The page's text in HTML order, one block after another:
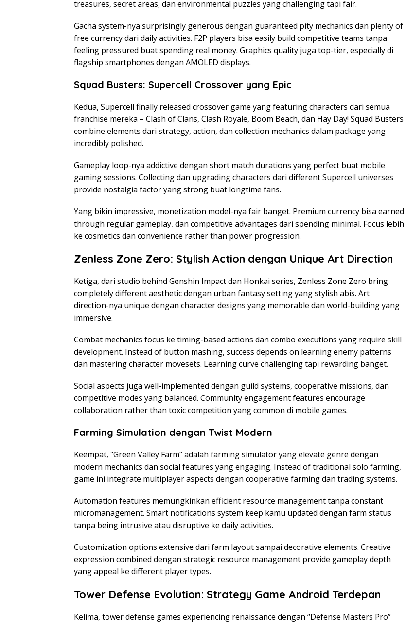
treasures, secret areas, dan environmental puzzles yang challenging tapi fair.
Gacha system-nya surprisingly generous dengan guaranteed pity mechanics dan plenty of
free currency dari daily activities. F2P players bisa easily build competitive teams tanpa
feeling pressured buat spending real money. Graphics quality juga top-tier, especially di
flagship smartphones dengan AMOLED displays.
Squad Busters: Supercell Crossover yang Epic
Kedua, Supercell finally released crossover game yang featuring characters dari semua
franchise mereka – Clash of Clans, Clash Royale, Boom Beach, dan Hay Day! Squad Busters
combine elements dari strategy, action, dan collection mechanics dalam package yang
incredibly polished.
Gameplay loop-nya addictive dengan short match durations yang perfect buat mobile
gaming sessions. Collecting dan upgrading characters dari different Supercell universes
provide nostalgia factor yang strong buat longtime fans.
Yang bikin impressive, monetization model-nya fair banget. Premium currency bisa earned
through regular gameplay, dan competitive advantages dari spending minimal. Focus lebih
ke cosmetics dan convenience rather than power progression.
Zenless Zone Zero: Stylish Action dengan Unique Art Direction
Ketiga, dari studio behind Genshin Impact dan Honkai series, Zenless Zone Zero bring
completely different aesthetic dengan urban fantasy setting yang stylish abis. Art
direction-nya unique dengan character designs yang memorable dan world-building yang
immersive.
Combat mechanics focus ke timing-based actions dan combo executions yang require skill
development. Instead of button mashing, success depends on learning enemy patterns
dan mastering character movesets. Learning curve challenging tapi rewarding banget.
Social aspects juga well-implemented dengan guild systems, cooperative missions, dan
competitive modes yang balanced. Community engagement features encourage
collaboration rather than toxic competition yang common di mobile games.
Farming Simulation dengan Twist Modern
Keempat, “Green Valley Farm” adalah farming simulator yang elevate genre dengan
modern mechanics dan social features yang engaging. Instead of traditional solo farming,
game ini integrate multiplayer aspects dengan cooperative farming dan trading systems.
Automation features memungkinkan efficient resource management tanpa constant
micromanagement. Smart notifications system keep kamu updated dengan farm status
tanpa being intrusive atau disruptive ke daily activities.
Customization options extensive dari farm layout sampai decorative elements. Creative
expression combined dengan strategic resource management provide gameplay depth
yang appeal ke different player types.
Tower Defense Evolution: Strategy Game Android Terdepan
Kelima, tower defense games experiencing renaissance dengan “Defense Masters Pro”